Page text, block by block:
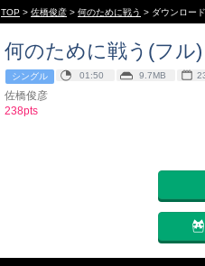
TOP > 佐橋俊彦 > 何のために戦う > ダウンロード
何のために戦う(フル)
シングル 01:50 9.7MB
佐橋俊彦
238pts